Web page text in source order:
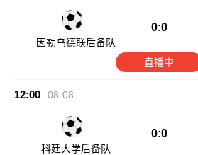
因勒乌德联后备队
0:0
直播中
12:00 08-08
科廷大学后备队
0:0